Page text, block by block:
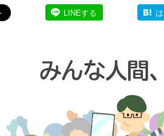
9】「阿弥陀寺に行
く」（仙台市若林区
LINEする